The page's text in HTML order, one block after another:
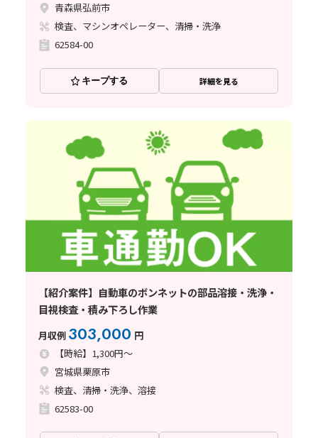
青森県弘前市
検査、マシンオペレーター、清掃・洗浄
62584-00
キープする 詳細を見る
【紹介案件】自動車のボンネットの部品溶接・洗浄・
目視検査・積み下ろし作業
月収例 303,000 円
【時給】1,300円～
宮城県栗原市
検査、清掃・洗浄、溶接
62583-00